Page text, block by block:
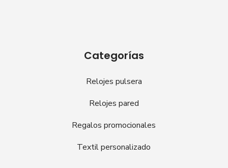
Categorías
Relojes pulsera
Relojes pared
Regalos promocionales
Textil personalizado